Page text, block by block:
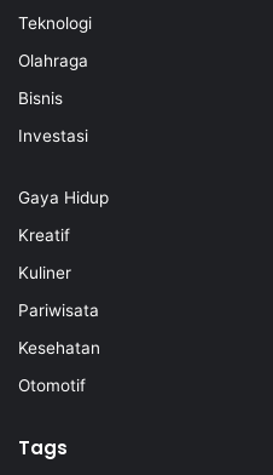
Teknologi
Olahraga
Bisnis
Investasi
Gaya Hidup
Kreatif
Kuliner
Pariwisata
Kesehatan
Otomotif
Tags